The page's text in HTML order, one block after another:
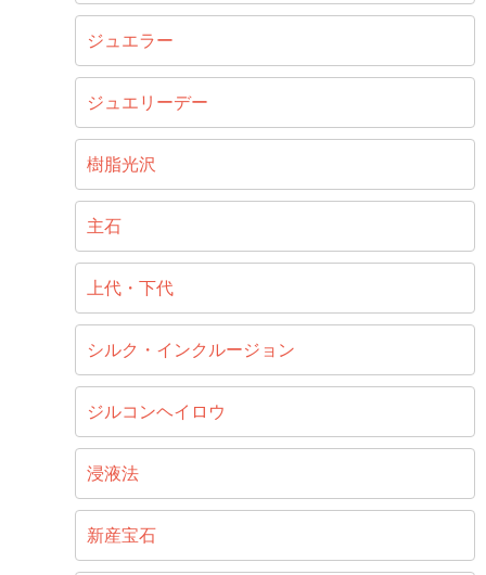
ジュエラー
ジュエリーデー
樹脂光沢
主石
上代・下代
シルク・インクルージョン
ジルコンヘイロウ
浸液法
新産宝石